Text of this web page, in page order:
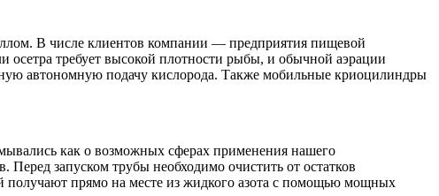
В числе клиентов компании — предприятия пищевой
требует высокой плотности рыбы, и обычной аэрации
автономную подачу кислорода. Также мобильные криоцилиндры
как о возможных сферах применения нашего
запуском трубы необходимо очистить от остатков
получают прямо на месте из жидкого азота с помощью мощных